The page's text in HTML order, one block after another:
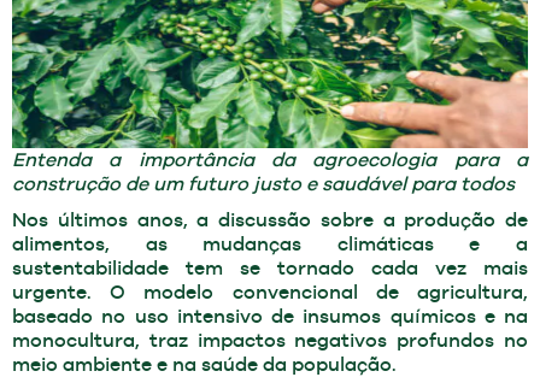
Entenda a importância da agroecologia para a
construção de um futuro justo e saudável para todos
Nos últimos anos, a discussão sobre a produção de
alimentos, as mudanças climáticas e a
sustentabilidade tem se tornado cada vez mais
urgente. O modelo convencional de agricultura,
baseado no uso intensivo de insumos químicos e na
monocultura, traz impactos negativos profundos no
meio ambiente e na saúde da população.